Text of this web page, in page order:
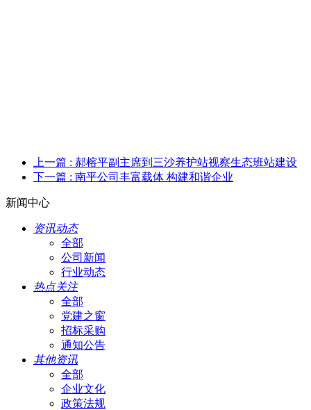
上一篇 : 郝榕平副主席到三沙养护站视察生态班站建设
下一篇 : 南平公司丰富载体 构建和谐企业
新闻中心
资讯动态
全部
公司新闻
行业动态
热点关注
全部
党建之窗
招标采购
通知公告
其他资讯
全部
企业文化
政策法规